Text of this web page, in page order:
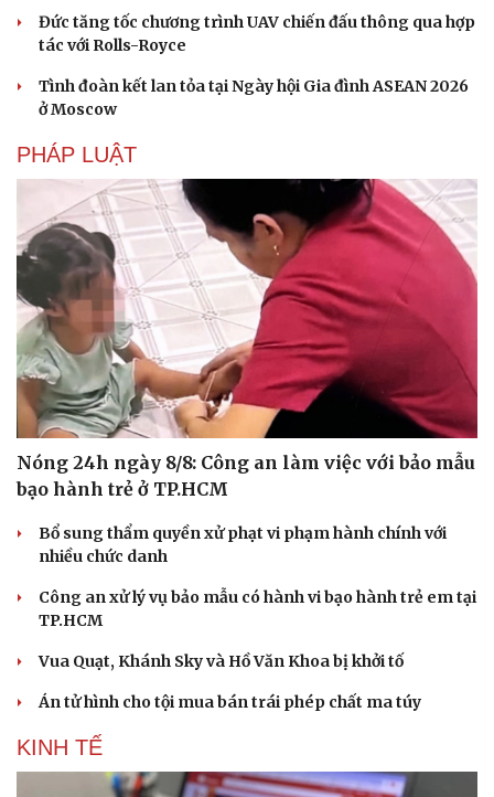
Dinh dưỡng - món ngon
Cây thuốc
Sản phụ khoa
Nhi khoa
Nam khoa
Phòng mạch online
Nhà đẹp
Blog
Đức tăng tốc chương trình UAV chiến đấu thông qua hợp
tác với Rolls-Royce
Tình đoàn kết lan tỏa tại Ngày hội Gia đình ASEAN 2026
ở Moscow
PHÁP LUẬT
Nóng 24h ngày 8/8: Công an làm việc với bảo mẫu
bạo hành trẻ ở TP.HCM
Bổ sung thẩm quyền xử phạt vi phạm hành chính với
nhiều chức danh
Công an xử lý vụ bảo mẫu có hành vi bạo hành trẻ em tại
TP.HCM
Vua Quạt, Khánh Sky và Hồ Văn Khoa bị khởi tố
Án tử hình cho tội mua bán trái phép chất ma túy
KINH TẾ